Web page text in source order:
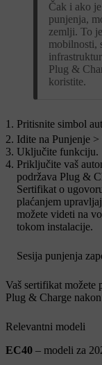
Čak i ako
punjenja,
zemlji. To
mobilnosti,
Plug &
koristite.
Pritisnite simbol
Idite na Punjenje ​​ >
Uključite funkciju.
Priključite vaš
podržava Plug &
Sertifikat o
plaćanjem
možete videti na
tokom instalacije.
Sesija punjenja
Vaš sertifikat možete
Plug & Charge
Relevantni modeli
EC40 – modeli za